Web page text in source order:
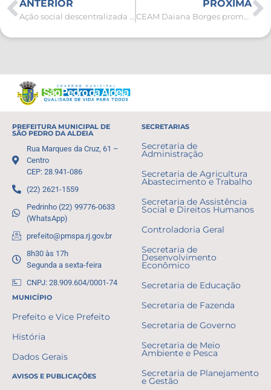
ANTERIOR
Ação social descentralizada leva serviços, sustentabilidade e orientação à comunidade do Botafogo
PRÓXIMA
CEAM Daiana Borges promove encontro sobre protagonismo feminino durante o Mês da Mulher em São Pedro da Aldeia
PREFEITURA MUNICIPAL DE
SÃO PEDRO DA ALDEIA
Rua Marques da Cruz, 61 –
Centro
CEP: 28.941-086
(22) 2621-1559
Pedrinho (22) 99776-0633
(WhatsApp)
prefeito@pmspa.rj.gov.br
8h30 às 17h
Segunda a sexta-feira
CNPJ: 28.909.604/0001-74
MUNICÍPIO
Prefeito e Vice Prefeito
História
Dados Gerais
AVISOS E PUBLICAÇÕES
SECRETARIAS
Secretaria de
Administração
Secretaria de Agricultura
Abastecimento e Trabalho
Secretaria de Assistência
Social e Direitos Humanos
Controladoria Geral
Secretaria de
Desenvolvimento
Econômico
Secretaria de Educação
Secretaria de Fazenda
Secretaria de Governo
Secretaria de Meio
Ambiente e Pesca
Secretaria de Planejamento
e Gestão